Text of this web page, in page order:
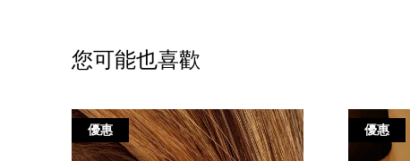
您可能也喜歡
優惠 優惠